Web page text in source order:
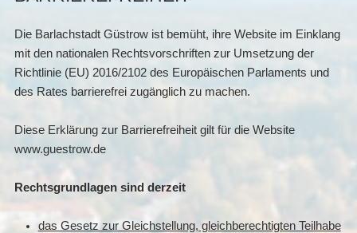
Die Barlachstadt Güstrow ist bemüht, ihre Website im Einklang
mit den nationalen Rechtsvorschriften zur Umsetzung der
Richtlinie (EU) 2016/2102 des Europäischen Parlaments und
des Rates barrierefrei zugänglich zu machen.
Diese Erklärung zur Barrierefreiheit gilt für die Website
www.guestrow.de
Rechtsgrundlagen sind derzeit
das Gesetz zur Gleichstellung, gleichberechtigten Teilhabe